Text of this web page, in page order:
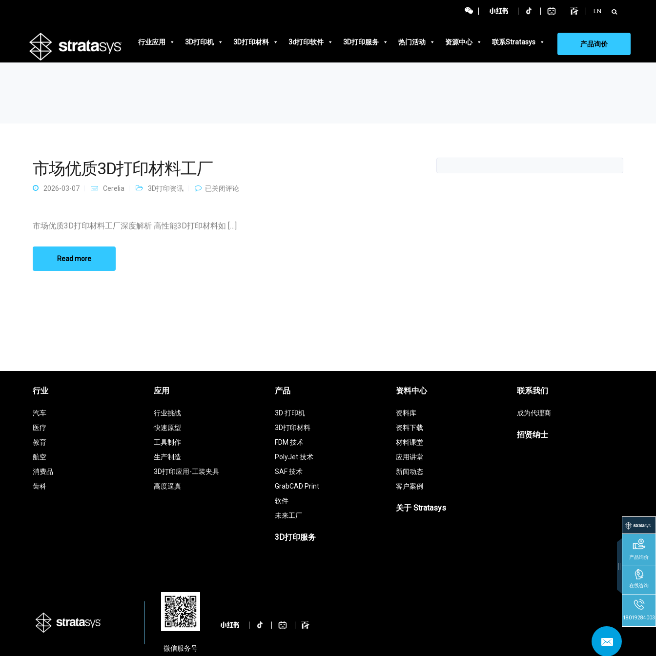
EN 搜
索：
行业应用
3D打印机 3D打印材料 3d打印软件 3D打印服务 热门活动 资源中心 联系Stratasys 产品询价
市场优质3D打印材料工厂
2026-03-07 Cerelia 3D打印资讯
市
3D
打
已关闭评论
市场优质3D打印材料工厂深度解析 高性能3D打印材料如 […]
Read more
行业
汽车
医疗
教育
航空
消费品
齿科
应用
行业挑战
快速原型
工具制作
生产制造
3D打印应用-工装夹具
高度逼真
产品
3D 打印机
3D打印材料
FDM 技术
PolyJet 技术
SAF 技术
GrabCAD Print
软件
未来工厂
3D打印服务
资料中心
资料库
资料下载
材料课堂
应用讲堂
新闻动态
客户案例
关于 Stratasys
联系我们
成为代理商
招贤纳士
微信服务号
产品询价
在线咨询
18019284003